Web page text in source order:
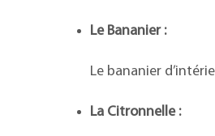
Le Bananier :
Le bananier
La Citronnelle :